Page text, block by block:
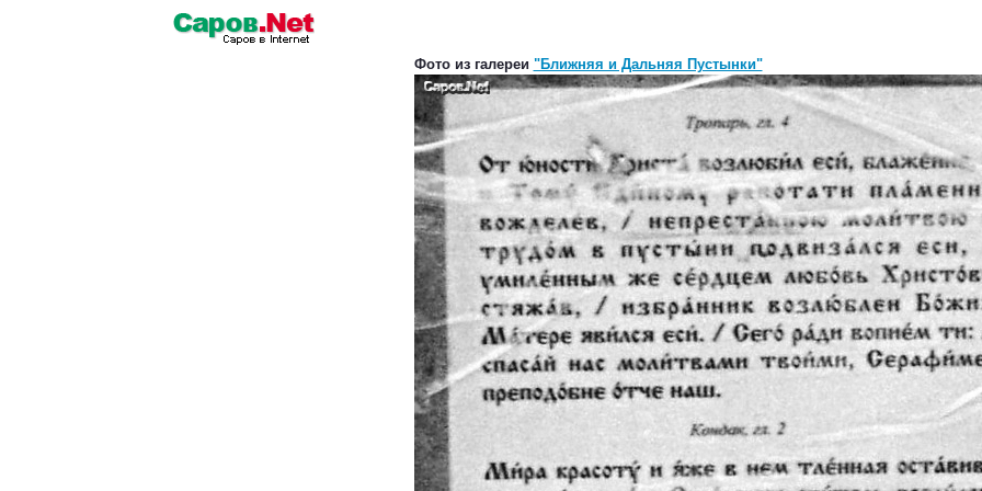
Фото из галереи "Ближняя и Дальняя Пустынки"